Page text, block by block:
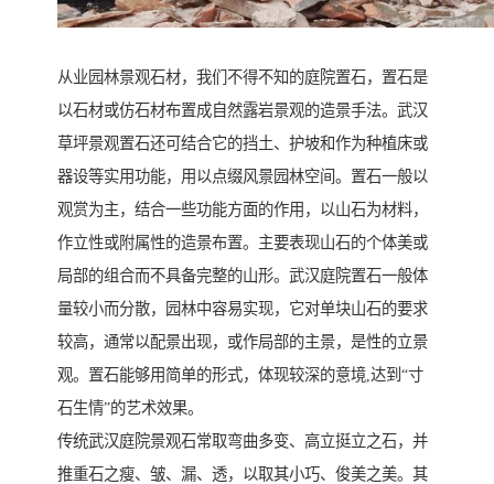
从业园林景观石材，我们不得不知的庭院置石，置石是
以石材或仿石材布置成自然露岩景观的造景手法。武汉
草坪景观置石还可结合它的挡土、护坡和作为种植床或
器设等实用功能，用以点缀风景园林空间。置石一般以
观赏为主，结合一些功能方面的作用，以山石为材料，
作立性或附属性的造景布置。主要表现山石的个体美或
局部的组合而不具备完整的山形。武汉庭院置石一般体
量较小而分散，园林中容易实现，它对单块山石的要求
较高，通常以配景出现，或作局部的主景，是性的立景
观。置石能够用简单的形式，体现较深的意境,达到“寸
石生情”的艺术效果。
传统武汉庭院景观石常取弯曲多变、高立挺立之石，并
推重石之瘦、皱、漏、透，以取其小巧、俊美之美。其